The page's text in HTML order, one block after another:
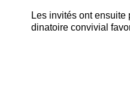
Les invités ont ensuite
dinatoire convivial